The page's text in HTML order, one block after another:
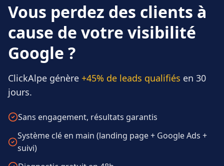
Vous perdez des clients à
cause de votre visibilité
Google ?
ClickAlpe génère +45% de leads qualifiés en 30
jours.
Sans engagement, résultats garantis
Système clé en main (landing page + Google Ads +
suivi)